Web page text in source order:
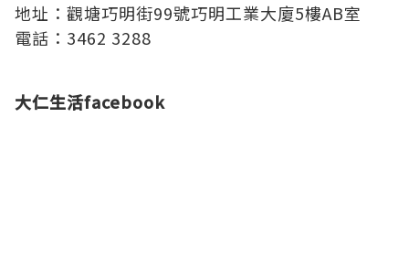
地址：觀塘巧明街99號巧明工業大廈5樓AB室
電話：3462 3288
大仁生活facebook